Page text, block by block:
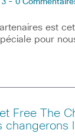
- 0
est
pour
Free The
changerons